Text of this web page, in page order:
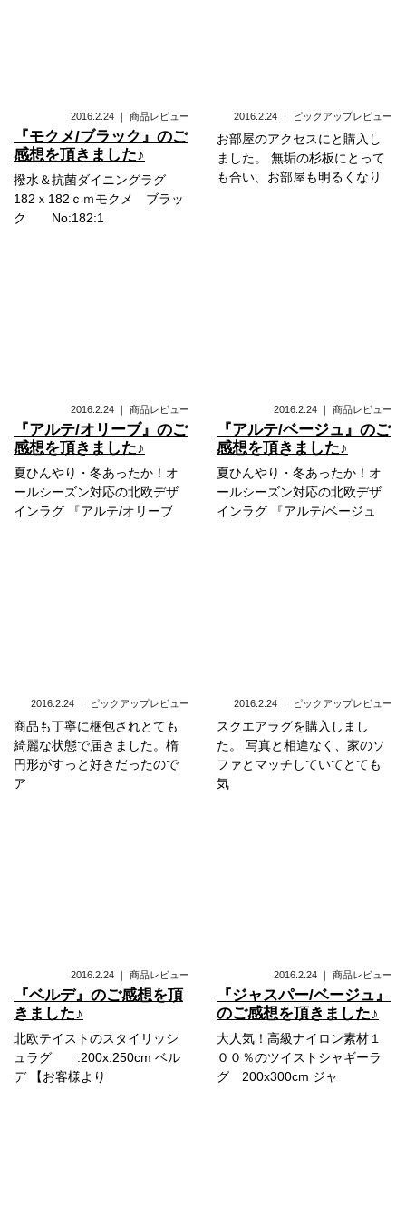
2016.2.24 ｜ 商品レビュー
『モクメ/ブラック』のご
感想を頂きました♪
撥水＆抗菌ダイニングラグ
182ｘ182ｃｍモクメ ブラッ
ク No:182:1
2016.2.24 ｜ ピックアップレビュー
お部屋のアクセスにと購入し
ました。 無垢の杉板にとって
も合い、お部屋も明るくなり
2016.2.24 ｜ 商品レビュー
『アルテ/オリーブ』のご
感想を頂きました♪
夏ひんやり・冬あったか！オ
ールシーズン対応の北欧デザ
インラグ 『アルテ/オリーブ
2016.2.24 ｜ 商品レビュー
『アルテ/ベージュ』のご
感想を頂きました♪
夏ひんやり・冬あったか！オ
ールシーズン対応の北欧デザ
インラグ 『アルテ/ベージュ
2016.2.24 ｜ ピックアップレビュー
商品も丁寧に梱包されとても
綺麗な状態で届きました。楕
円形がすっと好きだったので
ア
2016.2.24 ｜ ピックアップレビュー
スクエアラグを購入しまし
た。 写真と相違なく、家のソ
ファとマッチしていてとても
気
2016.2.24 ｜ 商品レビュー
『ベルデ』のご感想を頂
きました♪
北欧テイストのスタイリッシ
ュラグ :200x:250cm ベル
デ 【お客様より
2016.2.24 ｜ 商品レビュー
『ジャスパー/ベージュ』
のご感想を頂きました♪
大人気！高級ナイロン素材１
００％のツイストシャギーラ
グ 200x300cm ジャ